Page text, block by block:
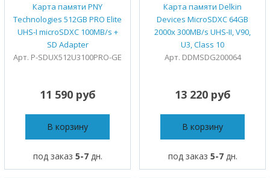
Карта памяти PNY
Technologies 512GB PRO Elite
UHS-I microSDXC 100MB/s +
SD Adapter
Арт. P-SDUX512U3100PRO-GE
11 590 руб
В корзину
под заказ 5-7дн.
Карта памяти Delkin
Devices MicroSDXC 64GB
2000x 300MB/s UHS-II, V90,
U3, Class 10
Арт. DDMSDG200064
13 220 руб
В корзину
под заказ 5-7дн.